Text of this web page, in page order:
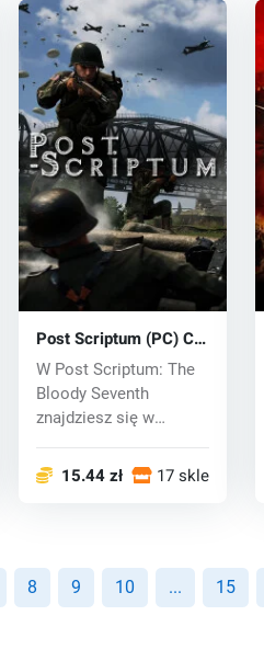
Post Scriptum (PC) CD
key
W Post Scriptum: The
Bloody Seventh
znajdziesz się w
św...15.44 zł 17 sklepy
8 9 10 ... 15